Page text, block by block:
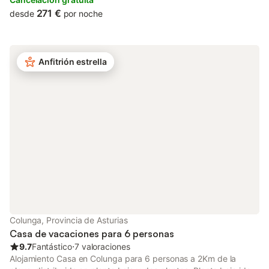
largas y relajadas comidas en compañía. Es el lugar ideal para
naturaleza y paisajes impresionantes, Casa La Xerra ofrece el
equilibrio perfecto entre confort, tradición y el auténtico espíritu
de la Asturias rural.
desde 271 € por noche
Anfitrión estrella
Colunga, Provincia de Asturias
Casa de vacaciones para 6 personas
9.7Fantástico⋅7 valoraciones
Alojamiento Casa en Colunga para 6 personas a 2Km de la